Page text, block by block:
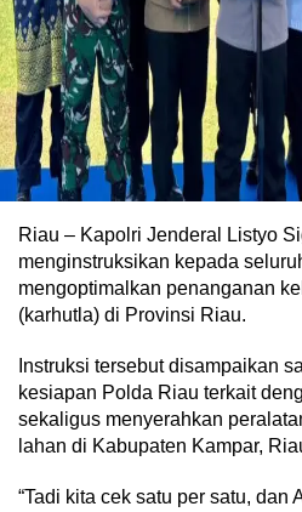
Riau – Kapolri Jenderal Listyo
menginstruksikan kepada
mengoptimalkan penanganan
(karhutla) di Provinsi Riau.
Instruksi tersebut disampaikan
kesiapan Polda Riau terkait
sekaligus menyerahkan
lahan di Kabupaten Kampar,
“Tadi kita cek satu per satu, dan